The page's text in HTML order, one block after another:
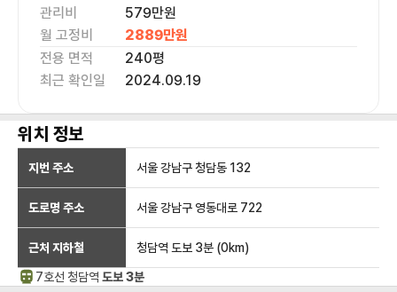
관리비
579만원
월 고정비
2889만원
전용 면적
240평
최근 확인일
2024.09.19
위치 정보
지번 주소 서울 강남구 청담동 132
도로명 주소 서울 강남구 영동대로 722
근처 지하철 청담역 도보 3분 (0km)
7호선 청담역 도보 3분